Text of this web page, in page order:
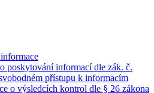
poskytování informací dle zák. č.
přístupu k informacím
o výsledcích kontrol dle § 26 zákona